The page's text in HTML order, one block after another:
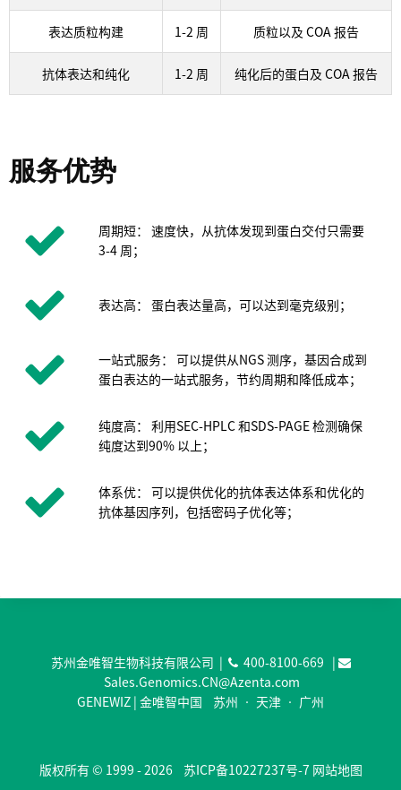
表达质粒构建 1-2 周 质粒以及 COA 报告
抗体表达和纯化 1-2 周 纯化后的蛋白及 COA 报告
服务优势
周期短： 速度快，从抗体发现到蛋白交付只需要
3-4 周；
表达高： 蛋白表达量高，可以达到毫克级别；
一站式服务： 可以提供从NGS 测序，基因合成到
蛋白表达的一站式服务，节约周期和降低成本；
纯度高： 利用SEC-HPLC 和SDS-PAGE 检测确保
纯度达到90% 以上；
体系优： 可以提供优化的抗体表达体系和优化的
抗体基因序列，包括密码子优化等；
苏州金唯智生物科技有限公司 | 400-8100-669 |
Sales.Genomics.CN@Azenta.com
GENEWIZ | 金唯智中国 苏州 • 天津 • 广州
版权所有 © 1999 - 2026 苏ICP备10227237号-7 网站地图